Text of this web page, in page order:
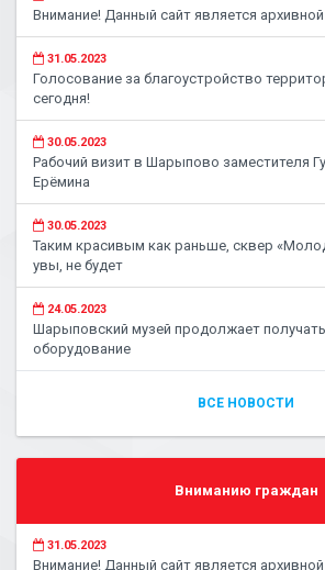
Внимание! Данный сайт является
31.05.2023
Голосование за благоустройство
сегодня!
30.05.2023
Рабочий визит в Шарыпово заместителя
Ерёмина
30.05.2023
Таким красивым как раньше, сквер
увы, не будет
24.05.2023
Шарыповский музей продолжает
оборудование
ВСЕ НОВОСТИ
Вниманию граждан
31.05.2023
Внимание! Данный сайт является